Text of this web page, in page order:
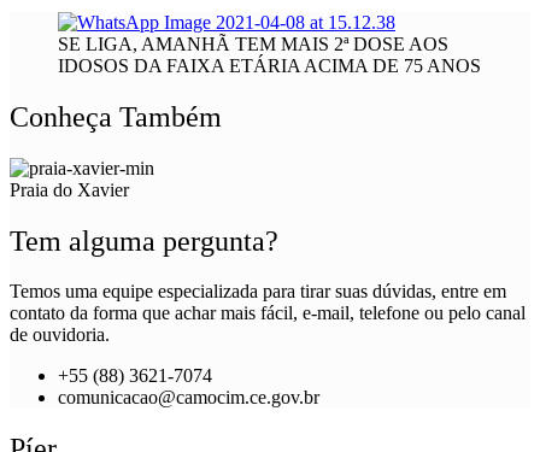
SE LIGA, AMANHÃ TEM MAIS 2ª DOSE AOS
IDOSOS DA FAIXA ETÁRIA ACIMA DE 75 ANOS
Conheça Também
Praia do Xavier
Tem alguma pergunta?
Temos uma equipe especializada para tirar suas dúvidas, entre em
contato da forma que achar mais fácil, e-mail, telefone ou pelo canal
de ouvidoria.
+55 (88) 3621-7074
comunicacao@camocim.ce.gov.br